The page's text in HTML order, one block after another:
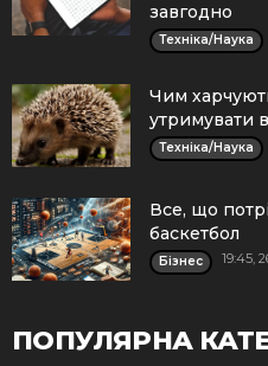
завгодно
Техніка/Наука
Чим
утримувати
Техніка/Наука
Все, що
баскетбол
Бізнес 19:45,
ПОПУЛЯРНА